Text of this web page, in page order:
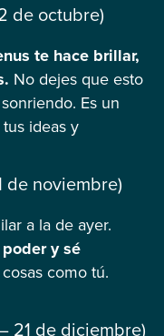
de octubre)
te hace brillar,
No dejes que esto
Es un
ideas y
de noviembre)
a la de ayer.
y sé
como tú.
21 de diciembre)